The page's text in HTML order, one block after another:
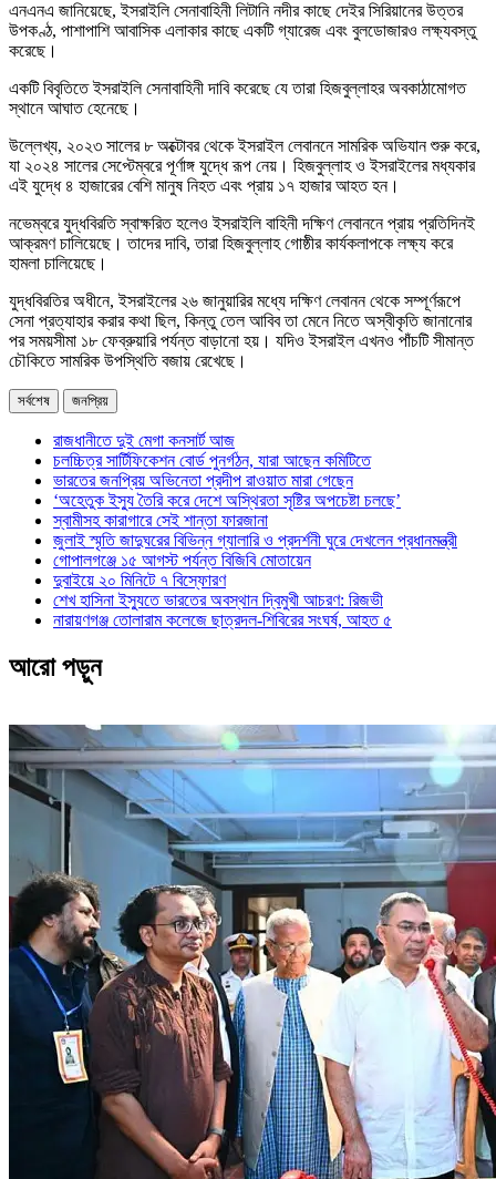
এনএনএ জানিয়েছে, ইসরাইলি সেনাবাহিনী লিটানি নদীর কাছে দেইর সিরিয়ানের উত্তর
উপকণ্ঠ, পাশাপাশি আবাসিক এলাকার কাছে একটি গ্যারেজ এবং বুলডোজারও লক্ষ্যবস্তু
করেছে।
একটি বিবৃতিতে ইসরাইলি সেনাবাহিনী দাবি করেছে যে তারা হিজবুল্লাহর অবকাঠামোগত
স্থানে আঘাত হেনেছে।
উল্লেখ্য, ২০২৩ সালের ৮ অক্টোবর থেকে ইসরাইল লেবাননে সামরিক অভিযান শুরু করে,
যা ২০২৪ সালের সেপ্টেম্বরে পূর্ণাঙ্গ যুদ্ধে রূপ নেয়। হিজবুল্লাহ ও ইসরাইলের মধ্যকার
এই যুদ্ধে ৪ হাজারের বেশি মানুষ নিহত এবং প্রায় ১৭ হাজার আহত হন।
নভেম্বরে যুদ্ধবিরতি স্বাক্ষরিত হলেও ইসরাইলি বাহিনী দক্ষিণ লেবাননে প্রায় প্রতিদিনই
আক্রমণ চালিয়েছে। তাদের দাবি, তারা হিজবুল্লাহ গোষ্ঠীর কার্যকলাপকে লক্ষ্য করে
হামলা চালিয়েছে।
যুদ্ধবিরতির অধীনে, ইসরাইলের ২৬ জানুয়ারির মধ্যে দক্ষিণ লেবানন থেকে সম্পূর্ণরূপে
সেনা প্রত্যাহার করার কথা ছিল, কিন্তু তেল আবিব তা মেনে নিতে অস্বীকৃতি জানানোর
পর সময়সীমা ১৮ ফেব্রুয়ারি পর্যন্ত বাড়ানো হয়। যদিও ইসরাইল এখনও পাঁচটি সীমান্ত
চৌকিতে সামরিক উপস্থিতি বজায় রেখেছে।
সর্বশেষ জনপ্রিয়
রাজধানীতে দুই মেগা কনসার্ট আজ
চলচ্চিত্র সার্টিফিকেশন বোর্ড পুনর্গঠন, যারা আছেন কমিটিতে
ভারতের জনপ্রিয় অভিনেতা প্রদীপ রাওয়াত মারা গেছেন
‘অহেতুক ইস্যু তৈরি করে দেশে অস্থিরতা সৃষ্টির অপচেষ্টা চলছে’
স্বামীসহ কারাগারে সেই শান্তা ফারজানা
জুলাই স্মৃতি জাদুঘরের বিভিন্ন গ্যালারি ও প্রদর্শনী ঘুরে দেখলেন প্রধানমন্ত্রী
গোপালগঞ্জে ১৫ আগস্ট পর্যন্ত বিজিবি মোতায়েন
দুবাইয়ে ২০ মিনিটে ৭ বিস্ফোরণ
শেখ হাসিনা ইস্যুতে ভারতের অবস্থান দ্বিমুখী আচরণ: রিজভী
নারায়ণগঞ্জ তোলারাম কলেজে ছাত্রদল-শিবিরের সংঘর্ষ, আহত ৫
আরো পড়ুন